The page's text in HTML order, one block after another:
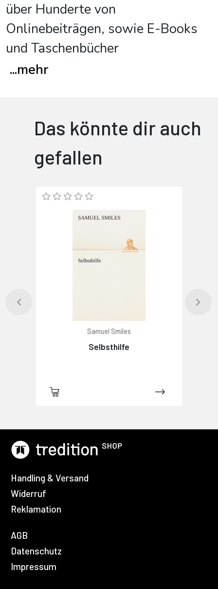
über Hunderte von
Onlinebeiträgen, sowie E-Books
und Taschenbücher
...mehr
Das könnte dir auch
gefallen
Samuel Smiles
Selbsthilfe
Handling & Versand
Widerruf
Reklamation
AGB
Datenschutz
Impressum